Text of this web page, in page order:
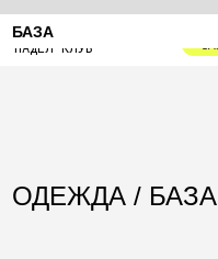
ПАДЕЛ КЛУБ
БАЗА
ОДЕЖДА / БАЗА